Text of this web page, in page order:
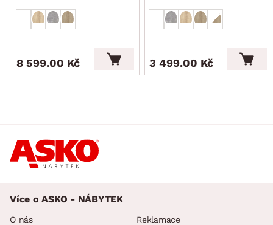
8 599.00 Kč 3 499.00 Kč
Více o ASKO - NÁBYTEK
O nás Reklamace